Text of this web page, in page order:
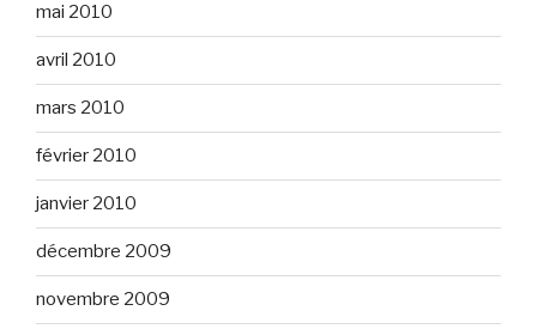
mai 2010
avril 2010
mars 2010
février 2010
janvier 2010
décembre 2009
novembre 2009